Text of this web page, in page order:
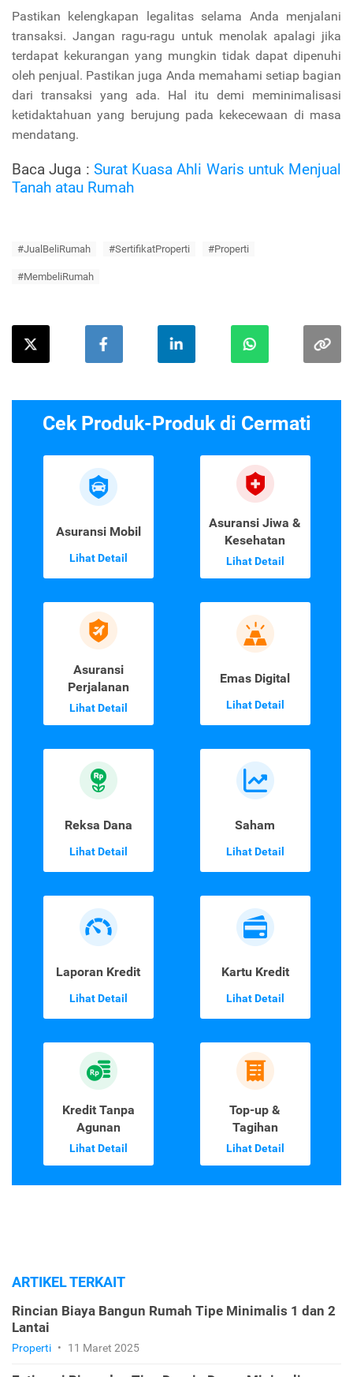
Pastikan kelengkapan legalitas selama Anda menjalani
transaksi. Jangan ragu-ragu untuk menolak apalagi jika
terdapat kekurangan yang mungkin tidak dapat dipenuhi
oleh penjual. Pastikan juga Anda memahami setiap bagian
dari transaksi yang ada. Hal itu demi meminimalisasi
ketidaktahuan yang berujung pada kekecewaan di masa
mendatang.
Baca Juga : Surat Kuasa Ahli Waris untuk Menjual
Tanah atau Rumah
#JualBeliRumah #SertifikatProperti #Properti
#MembeliRumah
Cek Produk-Produk di Cermati
Asuransi Mobil
Lihat Detail
Asuransi Jiwa &
Kesehatan
Lihat Detail
Asuransi
Perjalanan
Lihat Detail
Emas Digital
Lihat Detail
Reksa Dana
Lihat Detail
Saham
Lihat Detail
Laporan Kredit
Lihat Detail
Kartu Kredit
Lihat Detail
Kredit Tanpa
Agunan
Lihat Detail
Top-up &
Tagihan
Lihat Detail
ARTIKEL TERKAIT
Rincian Biaya Bangun Rumah Tipe Minimalis 1 dan 2
Lantai
Properti • 11 Maret 2025